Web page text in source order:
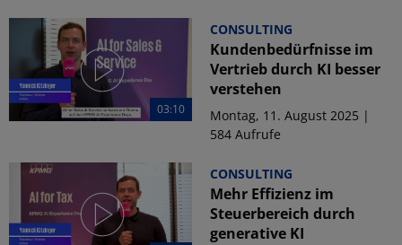
03:10
CONSULTING
Kundenbedürfnisse im
Vertrieb durch KI besser
verstehen
Montag, 11. August 2025 |
584 Aufrufe
CONSULTING
Mehr Effizienz im
Steuerbereich durch
generative KI